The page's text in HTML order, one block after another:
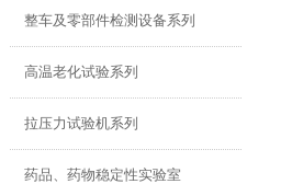
整车及零部件检测设备系列
高温老化试验系列
拉压力试验机系列
药品、药物稳定性实验室